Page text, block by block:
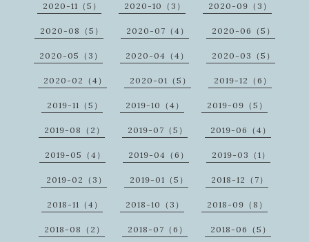
2020-11（5） 2020-10（3） 2020-09（3）
2020-08（5） 2020-07（4） 2020-06（5）
2020-05（3） 2020-04（4） 2020-03（5）
2020-02（4） 2020-01（5） 2019-12（6）
2019-11（5） 2019-10（4） 2019-09（5）
2019-08（2） 2019-07（5） 2019-06（4）
2019-05（4） 2019-04（6） 2019-03（1）
2019-02（3） 2019-01（5） 2018-12（7）
2018-11（4） 2018-10（3） 2018-09（8）
2018-08（2） 2018-07（6） 2018-06（5）